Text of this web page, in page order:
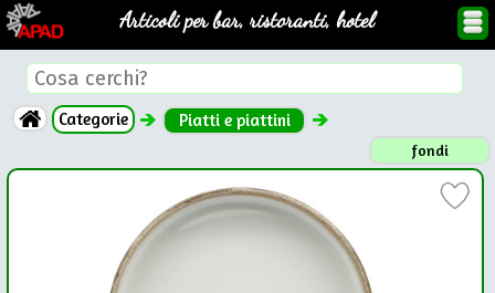
Articoli per bar, ristoranti, hotel
Categorie Piatti e piattini
fondi